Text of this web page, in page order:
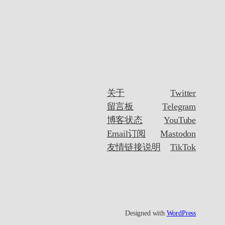
关于
留言板
博客状态
Email订阅
友情链接说明
Twitter
Telegram
YouTube
Mastodon
TikTok
Designed with WordPress